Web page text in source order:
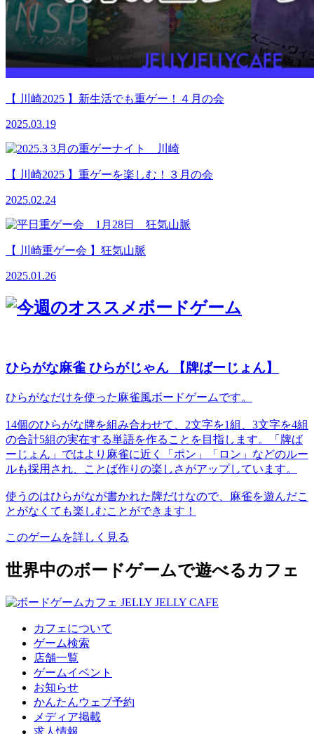
【 川崎2025 】新生活でも重ゲー！４月の会
2025.03.19
【 川崎2025 】重ゲーを楽しむ！３月の会
2025.02.24
【 川崎重ゲー会 】狂気山脈
2025.01.26
ひらがな麻雀 ひらがじゃん 【牌ばーじょん】
ひらがなだけを使った麻雀風ボードゲームです。
14個のひらがな牌を組み合わせて、2文字を1組、3文字を4組
の合計5組の実在する単語を作ることを目指します。「牌ば
ーじょん」ではより麻雀に近く「ポン」「ロン」などのルー
ルも採用され、ことば作りの楽しさがアップしています。
使うのはひらがなが書かれた牌だけなので、麻雀を遊んだこ
とがなくても楽しむことができます！
このゲームを詳しく見る
世界中のボードゲームで遊べるカフェ
カフェについて
ゲーム検索
店舗一覧
ゲームイベント
お知らせ
かんたんウェブ予約
メディア掲載
求人情報